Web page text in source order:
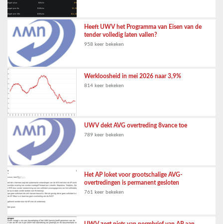
Heeft UWV het Programma van Eisen van de
tender volledig laten vallen?
958 keer bekeken
Werkloosheid in mei 2026 naar 3,9%
814 keer bekeken
UWV dekt AVG overtreding 8vance toe
789 keer bekeken
Het AP loket voor grootschalige AVG-
overtredingen is permanent gesloten
761 keer bekeken